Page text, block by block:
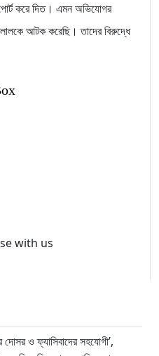
করে দিত। এমন অভিযোগর
আটক করেছি। তাদের বিরুদ্ধে
দোসর ও ফ্যাসিবাদের সহযোগী’,